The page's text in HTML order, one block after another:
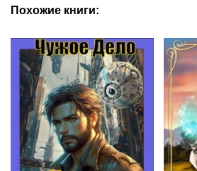
Похожие книги: